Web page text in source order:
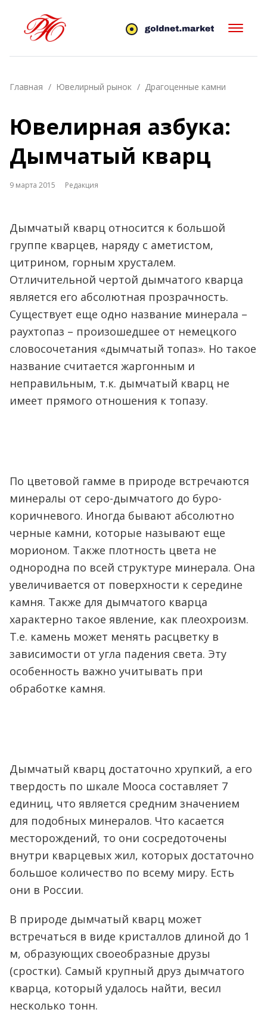
Главная Ювелирный рынок Драгоценные камни
Ювелирная азбука:
Дымчатый кварц
9 марта 2015 Редакция
Дымчатый кварц относится к большой
группе кварцев, наряду с аметистом,
цитрином, горным хрусталем.
Отличительной чертой дымчатого кварца
является его абсолютная прозрачность.
Существует еще одно название минерала –
раухтопаз – произошедшее от немецкого
словосочетания «дымчатый топаз». Но такое
название считается жаргонным и
неправильным, т.к. дымчатый кварц не
имеет прямого отношения к топазу.
По цветовой гамме в природе встречаются
минералы от серо-дымчатого до буро-
коричневого. Иногда бывают абсолютно
черные камни, которые называют еще
морионом. Также плотность цвета не
однородна по всей структуре минерала. Она
увеличивается от поверхности к середине
камня. Также для дымчатого кварца
характерно такое явление, как плеохроизм.
Т.е. камень может менять расцветку в
зависимости от угла падения света. Эту
особенность важно учитывать при
обработке камня.
Дымчатый кварц достаточно хрупкий, а его
твердость по шкале Мооса составляет 7
единиц, что является средним значением
для подобных минералов. Что касается
месторождений, то они сосредоточены
внутри кварцевых жил, которых достаточно
большое количество по всему миру. Есть
они в России.
В природе дымчатый кварц может
встречаться в виде кристаллов длиной до 1
м, образующих своеобразные друзы
(сростки). Самый крупный друз дымчатого
кварца, который удалось найти, весил
несколько тонн.